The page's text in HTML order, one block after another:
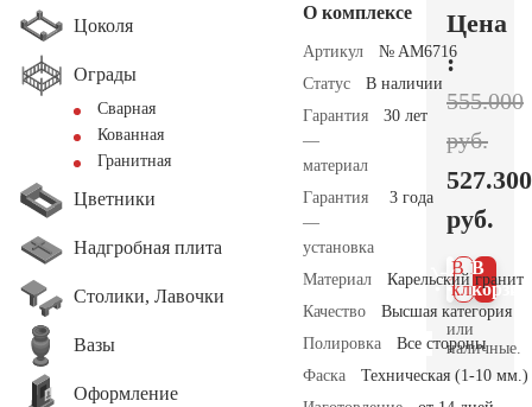
Цоколя
Ограды
Сварная
Кованная
Гранитная
Цветники
Надгробная плита
Столики, Лавочки
Вазы
Оформление
О комплексе
Артикул
№ AM6716
Статус
В наличии
Гарантия
—
материал
30 лет
Гарантия
—
установка
3 года
Материал
Карельский гранит
Качество
Высшая категория
Полировка
Все стороны
Фаска
Техническая (1-10 мм.)
Цена
:
555.000
руб.
527.300
руб.
В
В 1
клик
или
наличные.